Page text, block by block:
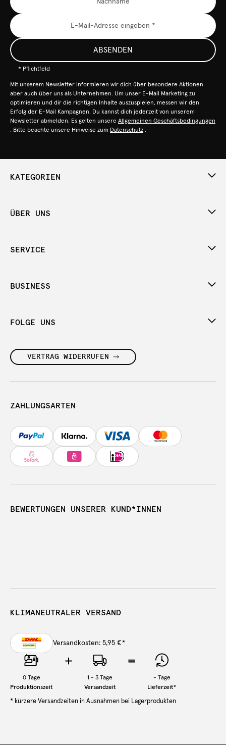
ABSENDEN
* Pflichtfeld
Mit unserem Newsletter informieren wir dich über besondere Aktionen
aber auch über uns als Unternehmen. Um unser E-Mail Marketing zu
optimieren und dir die richtigen Inhalte auszuspielen, messen wir den
Erfolg der E-Mail Kampagnen. Du kannst dich jederzeit von unserem
Newsletter abmelden. Es gelten unsere Allgemeinen Geschäftsbedingungen
. Bitte beachte unsere Hinweise zum Datenschutz .
KATEGORIEN
ÜBER UNS
SERVICE
BUSINESS
FOLGE UNS
VERTRAG WIDERRUFEN
ZAHLUNGSARTEN
BEWERTUNGEN UNSERER KUND*INNEN
KLIMANEUTRALER VERSAND
Versandkosten: 5,95 €*
0Tage
Produktionszeit
1 - 3 Tage
Versandzeit
- Tage
Lieferzeit*
* kürzere Versandzeiten in Ausnahmen bei Lagerprodukten